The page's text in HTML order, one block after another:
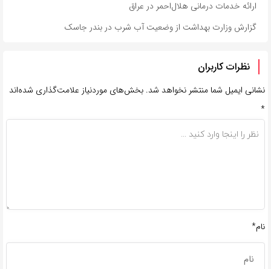
ارائه خدمات درمانی هلال‌احمر در عراق
گزارش وزارت بهداشت از وضعیت آب شرب در بندر جاسک
نظرات کاربران
نشانی ایمیل شما منتشر نخواهد شد. بخش‌های موردنیاز علامت‌گذاری شده‌اند
*
نام*